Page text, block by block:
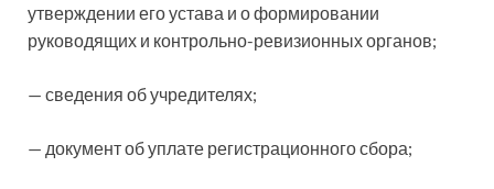
утверждении его устава и о формировании
руководящих и контрольно-ревизионных органов;
— сведения об учредителях;
— документ об уплате регистрационного сбора;